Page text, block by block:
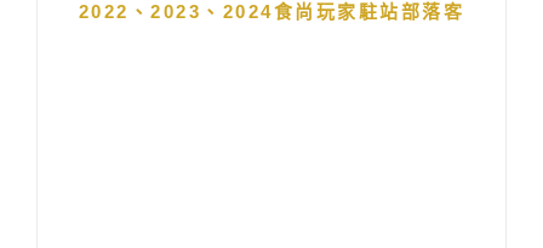
2022、2023、2024食尚玩家駐站部落客